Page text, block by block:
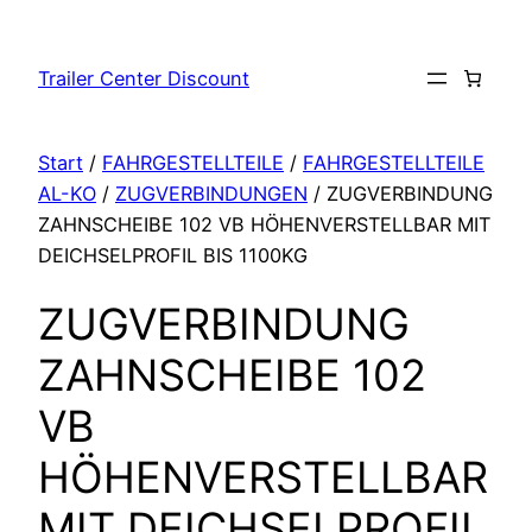
springen
Trailer Center Discount
Start / FAHRGESTELLTEILE / FAHRGESTELLTEILE
AL-KO / ZUGVERBINDUNGEN / ZUGVERBINDUNG
ZAHNSCHEIBE 102 VB HÖHENVERSTELLBAR MIT
DEICHSELPROFIL BIS 1100KG
ZUGVERBINDUNG
ZAHNSCHEIBE 102
VB
HÖHENVERSTELLBAR